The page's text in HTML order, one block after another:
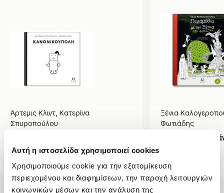
Αυτή η ιστοσελίδα χρησιμοποιεί cookies
Χρησιμοποιούμε cookie για την εξατομίκευση
περιεχομένου και διαφημίσεων, την παροχή λειτουργιών
κοινωνικών μέσων και την ανάλυση της
Άρτεμις Κλιντ, Κατερίνα
Σπυροπούλου
4,95
Ξένια
Φωτιάδης
Παραμύθια με την